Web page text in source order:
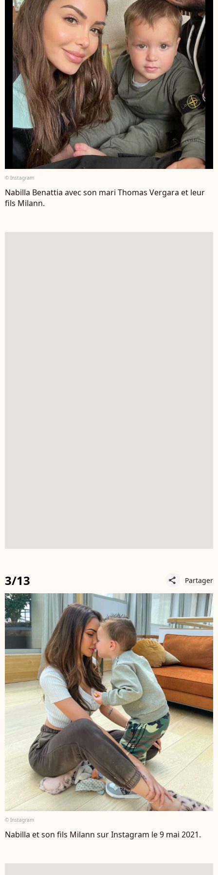
© Instagram
Nabilla Benattia avec son mari Thomas Vergara et leur
fils Milann.
3/13 share Partager
© Instagram
Nabilla et son fils Milann sur Instagram le 9 mai 2021.